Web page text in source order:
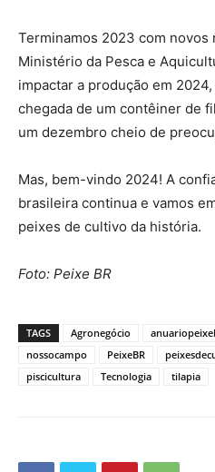
Terminamos 2023 com novos
Ministério da Pesca e
impactar a produção em
chegada de um contêiner de
um dezembro cheio de
Mas, bem-vindo 2024! A
brasileira continua e vamos
peixes de cultivo da história.
Foto: Peixe BR
TAGS Agronegócio
nossocampo
PeixeBR
piscicultura
Tecnologia tilapia